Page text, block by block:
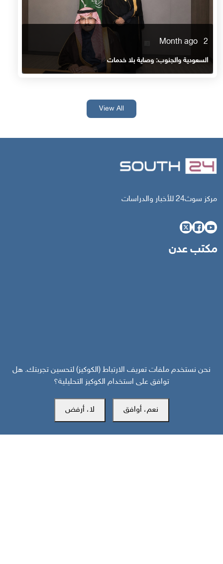
2 Month ago
السعودية والجنوب: وصاية بلا خدمات
View All
مركز سوث24 للأخبار والدراسات
مكتب عدن
المكتب الرئيسي
نحن نستخدم ملفات تعريف الارتباط (الكوكيز) لتحسين تجربتك. هل
توافق على استخدام الكوكيز التحليلية؟
نعم، أوافق لا، أرفض